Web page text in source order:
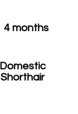
4 months
Domestic
Shorthair